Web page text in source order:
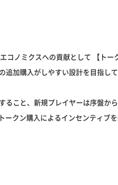
コノミクスへの貢献として 【トー
加購入がしやすい設計を目指して
ること、新規プレイヤーは序盤か
クン購入によるインセンティブ